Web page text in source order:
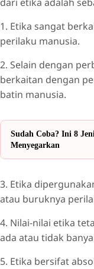
1. Etika sangat
perilaku manusia.
2. Selain dengan
berkaitan dengan
batin manusia.
Sudah Coba? Ini 8
Menyegarkan
3. Etika
atau buruknya
4. Nilai-nilai etika
ada atau tidak
5. Etika bersifat